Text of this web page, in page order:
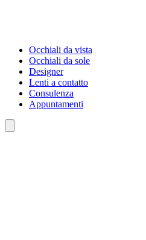
Occhiali da vista
Occhiali da sole
Designer
Lenti a contatto
Consulenza
Appuntamenti